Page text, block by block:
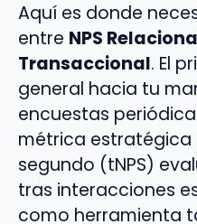
Aquí es donde
entre NPS
Transaccional. El
general hacia tu
encuestas
métrica estratégica
segundo (tNPS)
tras interacciones
como herramienta